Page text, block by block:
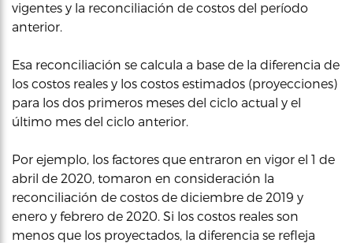
vigentes y la reconciliación de costos del período
anterior.
Esa reconciliación se calcula a base de la diferencia de
los costos reales y los costos estimados (proyecciones)
para los dos primeros meses del ciclo actual y el
último mes del ciclo anterior.
Por ejemplo, los factores que entraron en vigor el 1 de
abril de 2020, tomaron en consideración la
reconciliación de costos de diciembre de 2019 y
enero y febrero de 2020. Si los costos reales son
menos que los proyectados, la diferencia se refleja